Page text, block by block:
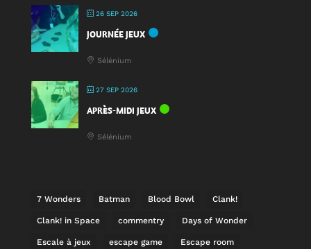
26 SEP 2026
JOURNÉE JEUX
Sélénium
27 SEP 2026
APRÈS-MIDI JEUX
Sélénium
7 Wonders Batman Blood Bowl Clank!
Clank! in Space commentry Days of Wonder
Escale à jeux escape game Escape room